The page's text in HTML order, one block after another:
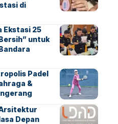
di
Ekstasi 25
untuk
Padel
&
Depan